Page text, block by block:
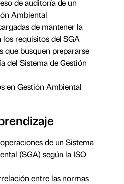
de auditoría de un
Ambiental
de mantener la
requisitos del SGA
que busquen prepararse
del Sistema de Gestión
en Gestión Ambiental
de un Sistema
(SGA) según la ISO
entre las normas